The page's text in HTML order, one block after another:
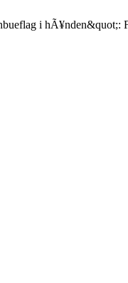
i